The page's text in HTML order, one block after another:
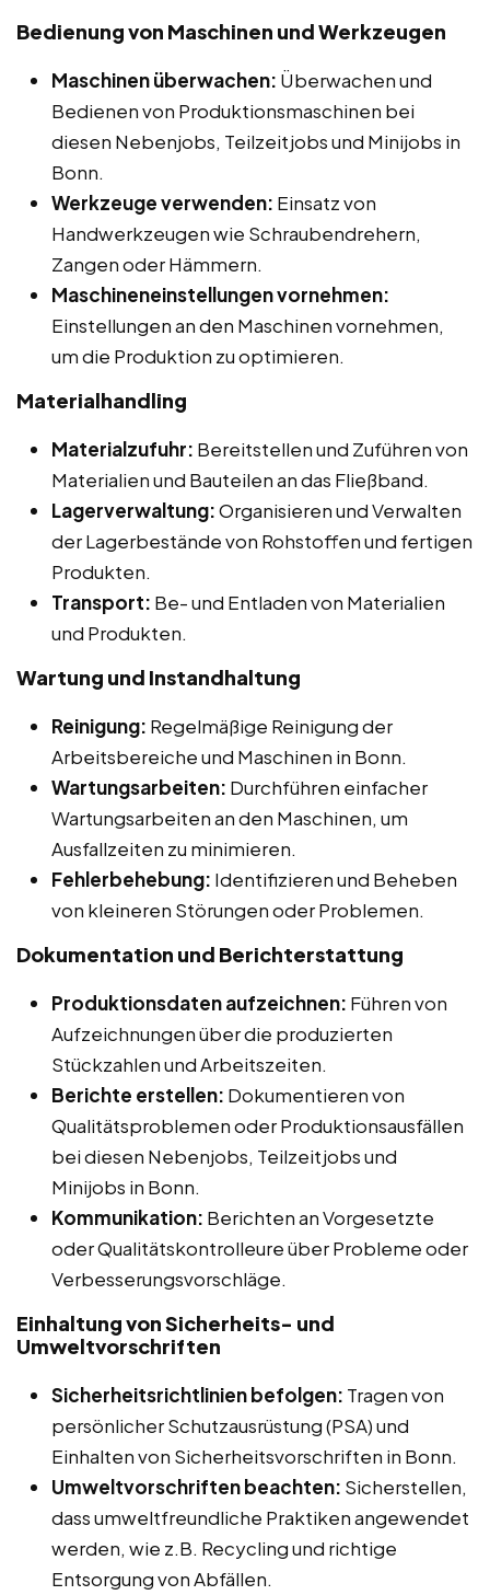
Bedienung von Maschinen und Werkzeugen
Maschinen überwachen: Überwachen und
Bedienen von Produktionsmaschinen bei
diesen Nebenjobs, Teilzeitjobs und Minijobs in
Bonn.
Werkzeuge verwenden: Einsatz von
Handwerkzeugen wie Schraubendrehern,
Zangen oder Hämmern.
Maschineneinstellungen vornehmen:
Einstellungen an den Maschinen vornehmen,
um die Produktion zu optimieren.
Materialhandling
Materialzufuhr: Bereitstellen und Zuführen von
Materialien und Bauteilen an das Fließband.
Lagerverwaltung:Organisieren und Verwalten
der Lagerbestände von Rohstoffen und fertigen
Produkten.
Transport: Be- und Entladen von Materialien
und Produkten.
Wartung und Instandhaltung
Reinigung: Regelmäßige Reinigung der
Arbeitsbereiche und Maschinen in Bonn.
Wartungsarbeiten: Durchführen einfacher
Wartungsarbeiten an den Maschinen, um
Ausfallzeiten zu minimieren.
Fehlerbehebung: Identifizieren und Beheben
von kleineren Störungen oder Problemen.
Dokumentation und Berichterstattung
Produktionsdaten aufzeichnen: Führen von
Aufzeichnungen über die produzierten
Stückzahlen und Arbeitszeiten.
Berichte erstellen: Dokumentieren von
Qualitätsproblemen oder Produktionsausfällen
bei diesen Nebenjobs, Teilzeitjobs und
Minijobs in Bonn.
Kommunikation: Berichten an Vorgesetzte
oder Qualitätskontrolleure über Probleme oder
Verbesserungsvorschläge.
Einhaltung von Sicherheits- und
Umweltvorschriften
Sicherheitsrichtlinien befolgen: Tragen von
persönlicher Schutzausrüstung (PSA) und
Einhalten von Sicherheitsvorschriften in Bonn.
Umweltvorschriften beachten: Sicherstellen,
dass umweltfreundliche Praktiken angewendet
werden, wie z.B. Recycling und richtige
Entsorgung von Abfällen.